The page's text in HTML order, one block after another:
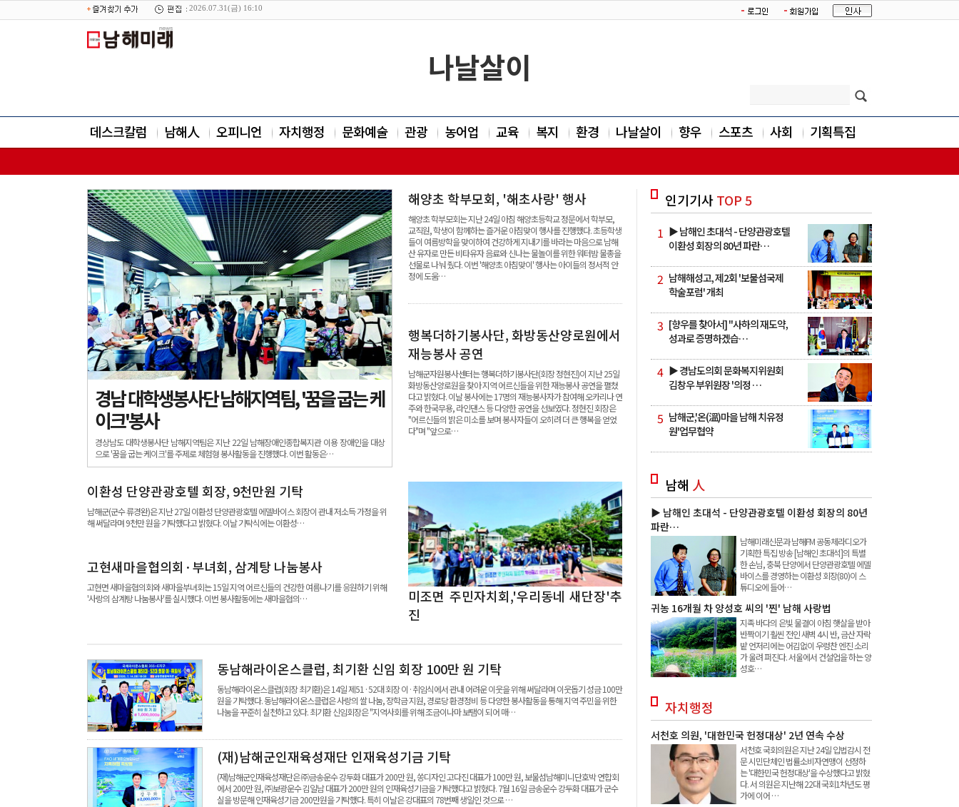
2026.07.31(금) 16:10
나날살이
데스크칼럼 남해人 오피니언 자치행정 문화예술 관광 농어업 교육 복지 환경 나날살이 향우 스포츠 사회 기획특집
경남 대학생봉사단 남해지역팀, '꿈을 굽는 케
이크'봉사
경상남도 대학생봉사단 남해지역팀은 지난 22일 남해장애인종합복지관 이용 장애인을 대상
으로 '꿈을 굽는 케이크'를 주제로 체험형 봉사활동을 진행했다. 이번 활동은…
해양초 학부모회, '해초사랑' 행사
해양초 학부모회는 지난 24일 아침 해양초등학교 정문에서 학부모,
교직원, 학생이 함께하는 즐거운 아침맞이 행사를 진행했다. 초등학생
들이 여름방학을 맞이하여 건강하게 지내기를 바라는 마음으로 남해
산 유자로 만든 비타유자 음료와 신나는 물놀이를 위한 워터밤 물총을
선물로 나눠 줬다. 이번 '해양초 아침맞이' 행사는 아이들의 정서적 안
정에 도움…
행복더하기봉사단, 화방동산양로원에서
재능봉사 공연
남해군자원봉사센터는 행복더하기봉사단(회장 정현진)이 지난 25일
화방동산양로원을 찾아 지역 어르신들을 위한 재능봉사 공연을 펼쳤
다고 밝혔다. 이날 봉사에는 17명의 재능봉사자가 참여해 오카리나 연
주와 한국무용, 라인댄스 등 다양한 공연을 선보였다. 정현진 회장은
"어르신들의 밝은 미소를 보며 봉사자들이 오히려 더 큰 행복을 얻었
다"며 "앞으로…
이환성 단양관광호텔 회장, 9천만원 기탁
남해군(군수 류경완)은 지난 27일 이환성 단양관광호텔 에델바이스 회장이 관내 저소득 가정을 위
해 써달라며 9천만 원을 기탁했다고 밝혔다. 이날 기탁식에는 이환성…
고현새마을협의회·부녀회, 삼계탕 나눔봉사
고현면 새마을협의회와 새마을부녀회는 15일 지역 어르신들의 건강한 여름나기를 응원하기 위해
'사랑의 삼계탕 나눔봉사'를 실시했다. 이번 봉사활동에는 새마을협의…
미조면 주민자치회,'우리동네 새단장'추
진
동남해라이온스클럽, 최기환 신임 회장 100만 원 기탁
동남해라이온스클럽(회장 최기환)은 14일 제51·52대 회장 이·취임식에서 관내 어려운 이웃을 위해 써달라며 이웃돕기 성금 100만
원을 기탁했다. 동남해라이온스클럽은 사랑의 쌀 나눔, 장학금 지원, 경로당 환경정비 등 다양한 봉사활동을 통해 지역 주민을 위한
나눔을 꾸준히 실천하고 있다. 최기환 신임회장은 "지역사회를 위해 조금이나마 보탬이 되어 매…
(재)남해군인재육성재단 인재육성기금 기탁
(재)남해군인재육성재단은 ㈜금송운수 강두화 대표가 200만 원, 쏭디자인 고다진 대표가 100만 원, 보물섬남해미니단호박 연합회
에서 200만 원, ㈜보광운수 김일남 대표가 200만 원의 인재육성기금을 기탁했다고 밝혔다. 7월 16일 금송운수 강두화 대표가 군수
실을 방문해 인재육성기금 200만원을 기탁했다. 특히 이날은 강대표의 78번째 생일인 것으로 …
인기기사TOP 5
1 ▶ 남해인 초대석 - 단양관광호텔
이환성 회장의 80년 파란…
2 남해해성고, 제2회 '보물섬국제
학술포럼' 개최
3 [향우를 찾아서] "사하의 재도약,
성과로 증명하겠습…
4 ▶ 경남도의회 문화복지위원회
김창우 부위원장 '의정 …
5 남해군,'온(溫)마을 남해 치유정
원'업무협약
남해 人
▶ 남해인 초대석 - 단양관광호텔 이환성 회장의 80년
파란…
남해미래신문과 남해FM 공동체라디오가
기획한 특집 방송 [남해인 초대석]의 특별
한 손님, 충북 단양에서 단양관광호텔 에델
바이스를 경영하는 이환성 회장(80)이 스
튜디오에 들어…
귀농 16개월 차 양성호 씨의 '찐' 남해 사랑법
지족 바다의 은빛 물결이 아침 햇살을 받아
반짝이기 훨씬 전인 새벽 4시 반, 금산 자락
밭 언저리에는 어김없이 우렁찬 엔진 소리
가 울려 퍼진다. 서울에서 건설업을 하는 양
성호…
자치행정
서천호 의원, '대한민국 헌정대상' 2년 연속 수상
서천호 국회의원은 지난 24일 입법감시 전
문 시민단체인 법률소비자연맹이 선정하
는 '대한민국 헌정대상'을 수상했다고 밝혔
다. 서 의원은 지난해 22대 국회1차년도 평
가에 이어 …